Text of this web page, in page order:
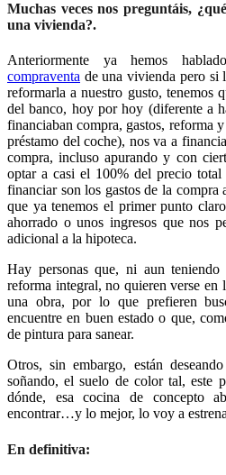
Muchas veces nos preguntáis,
una vivienda?.
Anteriormente ya hemos
compraventa de una vivienda pero si
reformarla a nuestro gusto, tenemos
del banco, hoy por hoy (diferente a
financiaban compra, gastos, reforma
préstamo del coche), nos va a
compra, incluso apurando y con
optar a casi el 100% del precio
financiar son los gastos de la
que ya tenemos el primer punto
ahorrado o unos ingresos que nos
adicional a la hipoteca.
Hay personas que, ni aun
reforma integral, no quieren verse en
una obra, por lo que prefieren
encuentre en buen estado o que,
de pintura para sanear.
Otros, sin embargo, están
soñando, el suelo de color tal, este
dónde, esa cocina de concepto
encontrar…y lo mejor, lo voy a
En definitiva: